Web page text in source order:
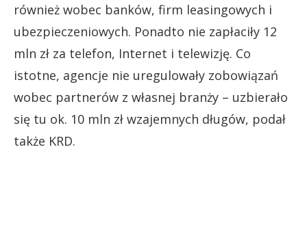
również wobec banków, firm leasingowych i
ubezpieczeniowych. Ponadto nie zapłaciły 12
mln zł za telefon, Internet i telewizję. Co
istotne, agencje nie uregulowały zobowiązań
wobec partnerów z własnej branży – uzbierało
się tu ok. 10 mln zł wzajemnych długów, podał
także KRD.